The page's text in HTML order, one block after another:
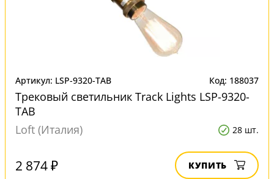
Артикул: LSP-9320-TAB Код: 188037
Трековый светильник Track Lights LSP-9320-
TAB
Loft (Италия)
28 шт.
2 874 ₽ КУПИТЬ